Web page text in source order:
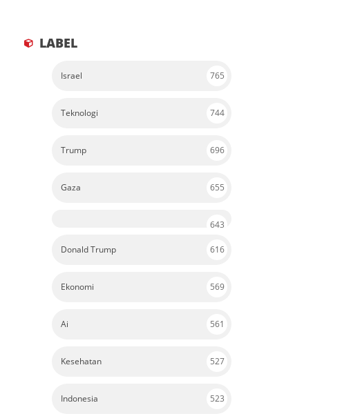
LABEL
Israel 765
Teknologi 744
Trump 696
Gaza 655
643
Donald Trump 616
Ekonomi 569
Ai 561
Kesehatan 527
Indonesia 523